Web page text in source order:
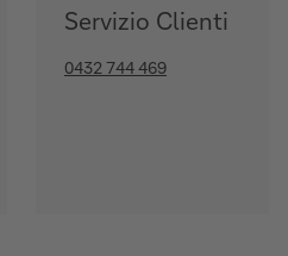
Servizio Clienti
0432 744 469